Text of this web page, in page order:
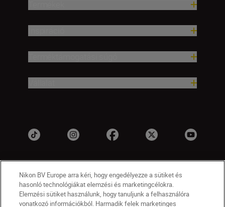
Nikon BV Europe arra kéri, hogy engedélyezze a sütiket és
hasonló technológiákat elemzési és marketingcélokra.
Elemzési sütiket használunk, hogy tanuljunk a felhasználóra
vonatkozó információkból. Harmadik felek marketinges